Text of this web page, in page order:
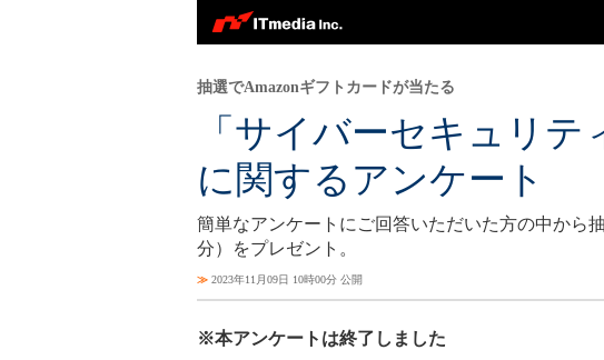
「サイバーセキュリテ
に関するアンケート
抽選でAmazonギフトカードが当たる
簡単なアンケートにご回答いただいた方の中から
分）をプレゼント。
≫ 2023年11月09日 10時00分 公開
※本アンケートは終了しました